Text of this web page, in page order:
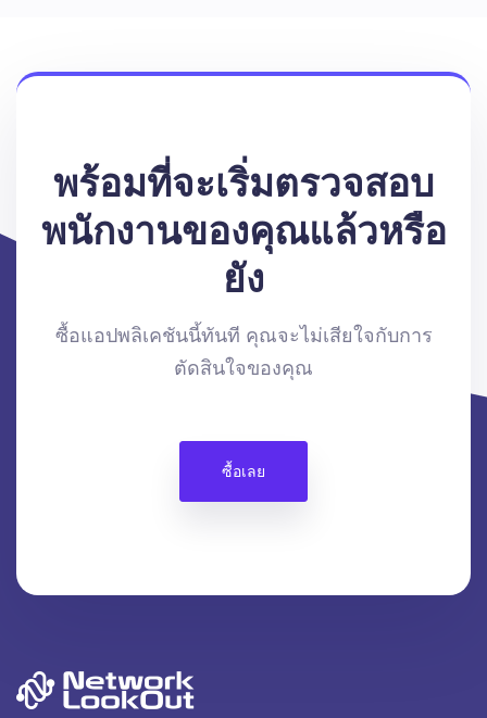
พร้อมที่จะเริ่มตรวจสอบ
พนักงานของคุณแล้วหรือ
ยัง
ซื้อแอปพลิเคชันนี้ทันที คุณจะไม่เสียใจกับการ
ตัดสินใจของคุณ
ซื้อเลย